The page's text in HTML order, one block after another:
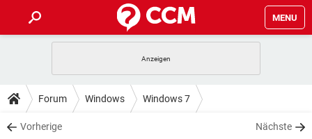
MENU
ANDROID IOS
WINDOWS 10
TIPPS & TRICKS
SPIELE STREAMING
DOWNLOADS
Forum Windows Windows 7
Vorherige Nächste